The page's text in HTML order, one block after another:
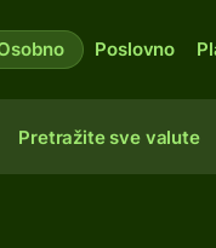
Poslovno
Pretražite sve valute